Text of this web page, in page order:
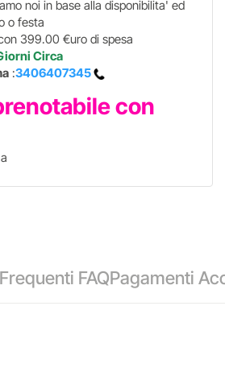
noi in base alla disponibilita' ed
o festa
399.00 €uro di spesa
Circa
:3406407345
con
FAQPagamenti